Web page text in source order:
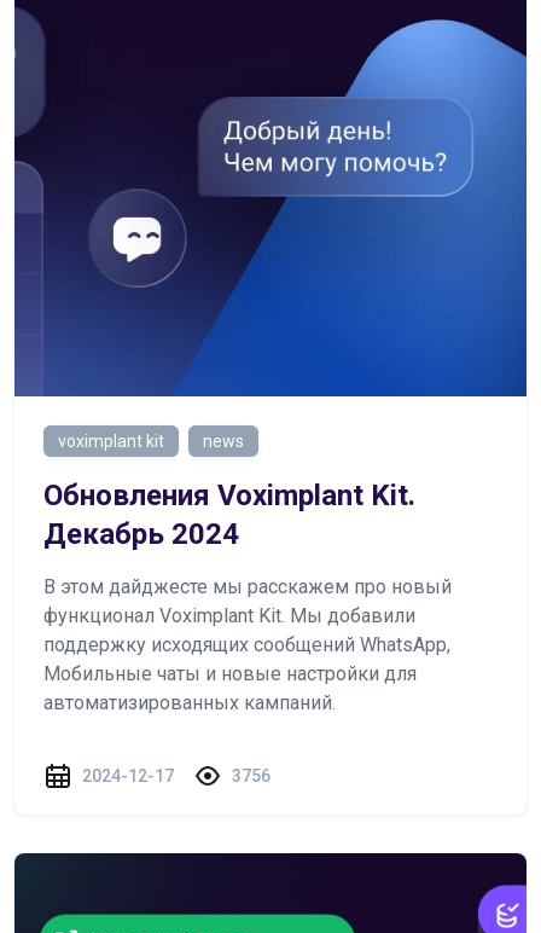
voximplant kit news
Обновления Voximplant Kit.
Декабрь 2024
В этом дайджесте мы расскажем про новый
функционал Voximplant Kit. Мы добавили
поддержку исходящих сообщений WhatsApp,
Мобильные чаты и новые настройки для
автоматизированных кампаний.
2024-12-17 3756